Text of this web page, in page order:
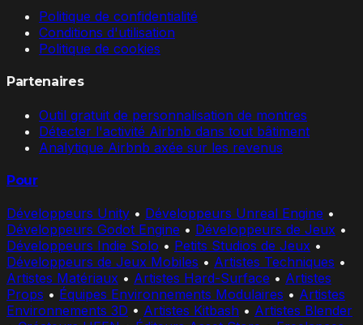
Politique de confidentialité
Conditions d'utilisation
Politique de cookies
Partenaires
Outil gratuit de personnalisation de montres
Détecter l'activité Airbnb dans tout bâtiment
Analytique Airbnb axée sur les revenus
Pour
Développeurs Unity • Développeurs Unreal Engine •
Développeurs Godot Engine • Développeurs de Jeux •
Développeurs Indie Solo • Petits Studios de Jeux •
Développeurs de Jeux Mobiles • Artistes Techniques •
Artistes Matériaux • Artistes Hard-Surface • Artistes
Props • Équipes Environnements Modulaires • Artistes
Environnements 3D • Artistes Kitbash • Artistes Blender